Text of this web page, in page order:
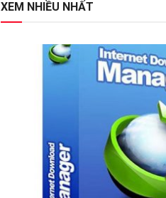
XEM NHIỀU NHẤT